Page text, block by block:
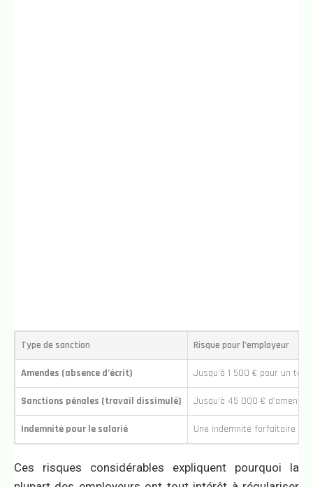
Type de sanction Risque pour l’employeur
Amendes (absence d’écrit) Jusqu’à 1 500 € pour un
Sanctions pénales (travail dissimulé) Jusqu’à 45 000 €
Indemnité pour le salarié Une indemnité forfaitaire
Ces risques considérables expliquent pourquoi la